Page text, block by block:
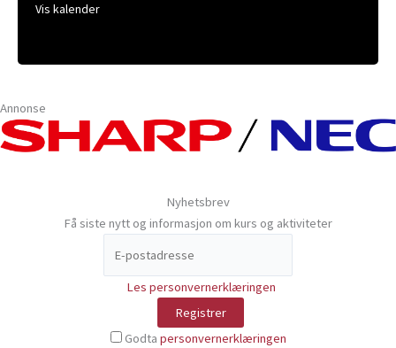
Vis kalender
Annonse
Nyhetsbrev
Få siste nytt og informasjon om kurs og aktiviteter
Les personvernerklæringen
Godta personvernerklæringen